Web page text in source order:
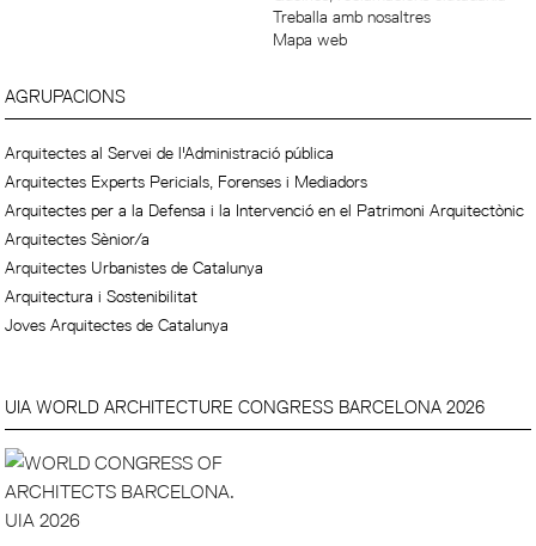
Treballa amb nosaltres
Mapa web
AGRUPACIONS
Arquitectes al Servei de l'Administració pública
Arquitectes Experts Pericials, Forenses i Mediadors
Arquitectes per a la Defensa i la Intervenció en el Patrimoni Arquitectònic
Arquitectes Sènior/a
Arquitectes Urbanistes de Catalunya
Arquitectura i Sostenibilitat
Joves Arquitectes de Catalunya
UIA WORLD ARCHITECTURE CONGRESS BARCELONA 2026